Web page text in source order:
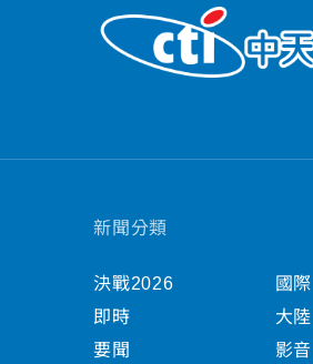
新聞分類
決戰2026
即時
要聞
國際
大陸
影音